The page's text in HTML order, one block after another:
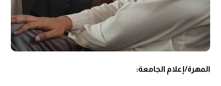
المهرة/إعلام الجامعة: